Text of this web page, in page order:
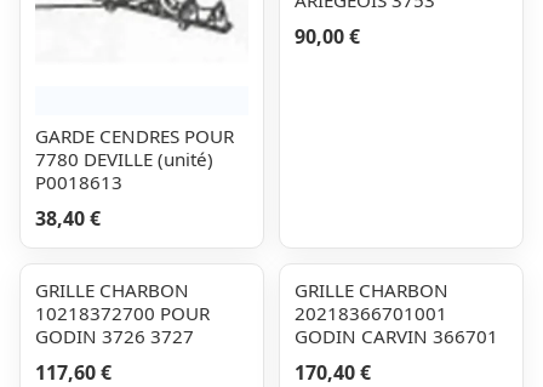
GARDE CENDRES POUR
7780 DEVILLE (unité)
P0018613
38,40 €
90,00 €
GRILLE CHARBON
10218372700 POUR
GODIN 3726 3727
117,60 €
GRILLE CHARBON
20218366701001
GODIN CARVIN 366701
170,40 €